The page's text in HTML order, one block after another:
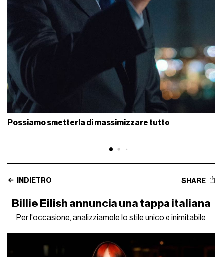
Possiamo smetterla di massimizzare tutto
INDIETRO SHARE
Billie Eilish annuncia una tappa italiana
Per l'occasione, analizziamole lo stile unico e inimitabile